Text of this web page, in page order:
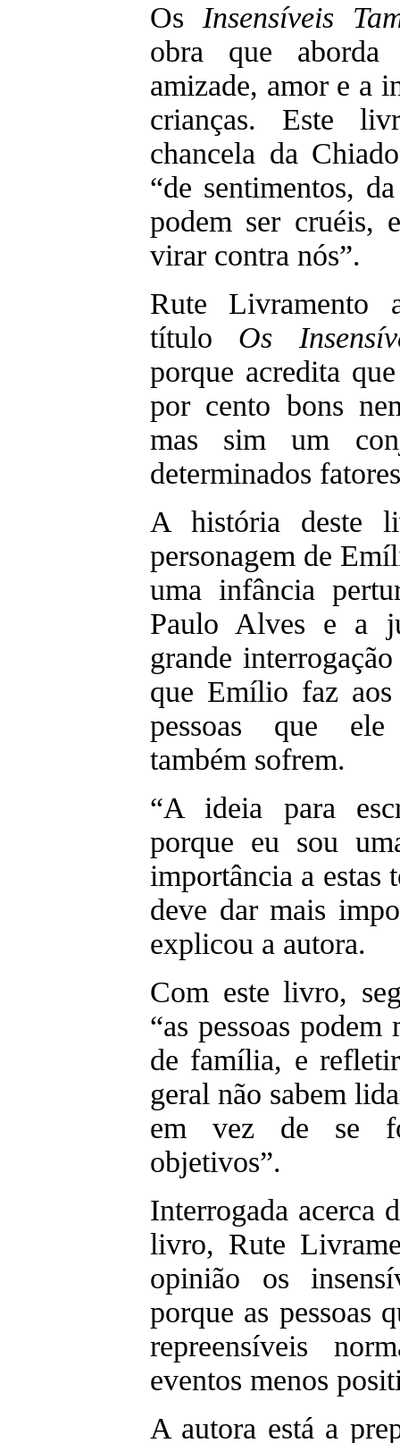
Os Insensíveis
obra que
amizade, amor e a
crianças. Este
chancela da
“de sentimentos,
podem ser cruéis,
virar contra nós”.
Rute Livramento
título Os
porque acredita
por cento bons
mas sim um
determinados
A história deste
personagem de
uma infância
Paulo Alves e a
grande
que Emílio faz
pessoas que ele
também sofrem.
“A ideia para
porque eu sou
importância a estas
deve dar mais
explicou a autora.
Com este livro,
“as pessoas
de família, e
geral não sabem
em vez de se
objetivos”.
Interrogada acerca
livro, Rute
opinião os
porque as pessoas
repreensíveis
eventos menos
A autora está a